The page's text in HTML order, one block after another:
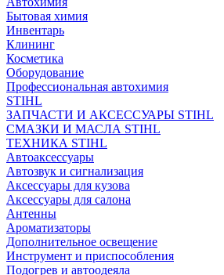
Бытовая химия
Инвентарь
Клининг
Косметика
Оборудование
Профессиональная автохимия
STIHL
ЗАПЧАСТИ И АКСЕССУАРЫ STIHL
СМАЗКИ И МАСЛА STIHL
ТЕХНИКА STIHL
Автоаксессуары
Автозвук и сигнализация
Аксессуары для кузова
Аксессуары для салона
Антенны
Ароматизаторы
Дополнительное освещение
Инструмент и приспособления
Подогрев и автоодеяла